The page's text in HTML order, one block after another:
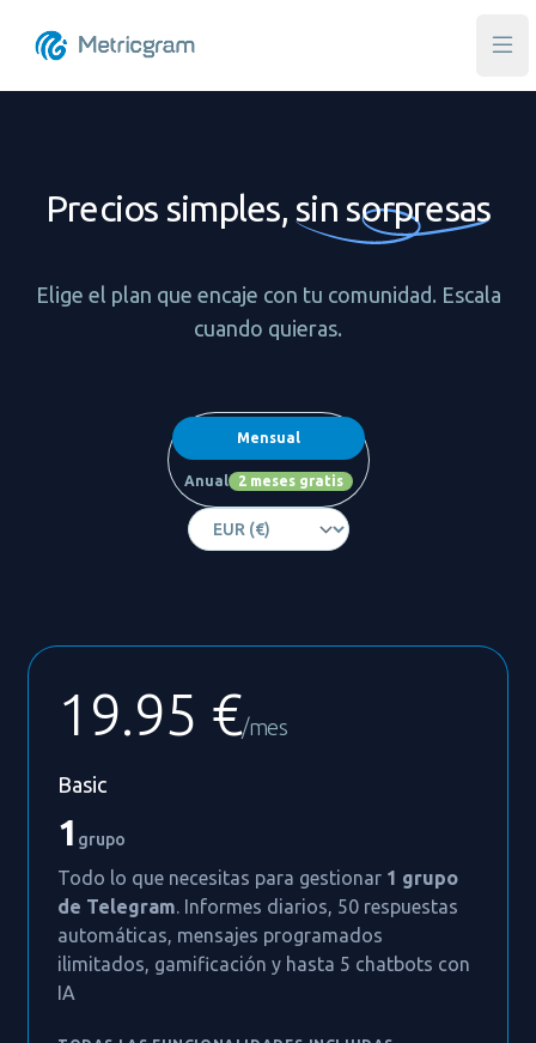
Precios simples, sin sorpresas
Elige el plan que encaje con tu comunidad. Escala
cuando quieras.
Frecuencia de pago
Mensual
Anual 2 meses gratis
19.95 €/mes
Basic
1 grupo
Todo lo que necesitas para gestionar 1 grupo
de Telegram. Informes diarios, 50 respuestas
automáticas, mensajes programados
ilimitados, gamificación y hasta 5 chatbots con
IA